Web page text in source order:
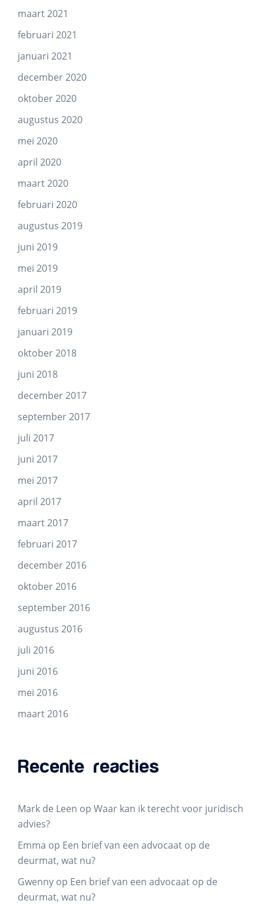
maart 2021
februari 2021
januari 2021
december 2020
oktober 2020
augustus 2020
mei 2020
april 2020
maart 2020
februari 2020
augustus 2019
juni 2019
mei 2019
april 2019
februari 2019
januari 2019
oktober 2018
juni 2018
december 2017
september 2017
juli 2017
juni 2017
mei 2017
april 2017
maart 2017
februari 2017
december 2016
oktober 2016
september 2016
augustus 2016
juli 2016
juni 2016
mei 2016
maart 2016
Recente reacties
Mark de Leen op Waar kan ik terecht voor juridisch
advies?
Emma op Een brief van een advocaat op de
deurmat, wat nu?
Gwenny op Een brief van een advocaat op de
deurmat, wat nu?